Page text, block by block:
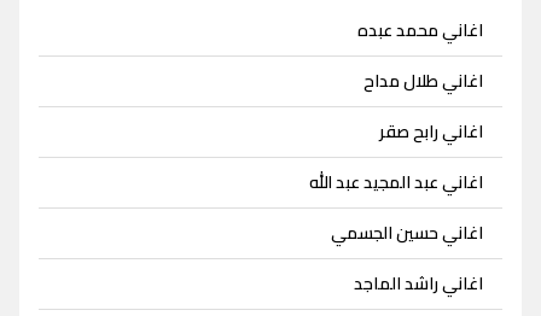
اغاني محمد عبده
اغاني طلال مداح
اغاني رابح صقر
اغاني عبد المجيد عبد الله
اغاني حسين الجسمي
اغاني راشد الماجد